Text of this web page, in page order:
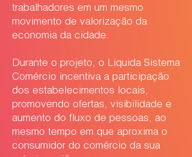
trabalhadores em um mesmo
movimento de valorização da
economia da cidade.
Durante o projeto, o Liquida Sistema
Comércio incentiva a participação
dos estabelecimentos locais,
promovendo ofertas, visibilidade e
aumento do fluxo de pessoas, ao
mesmo tempo em que aproxima o
consumidor do comércio da sua